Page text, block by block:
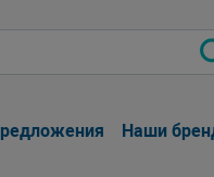
Наши